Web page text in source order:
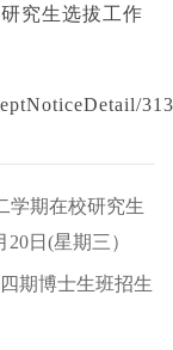
究生选拔工作
学期在校研究生
日(星期三）
期博士生班招生